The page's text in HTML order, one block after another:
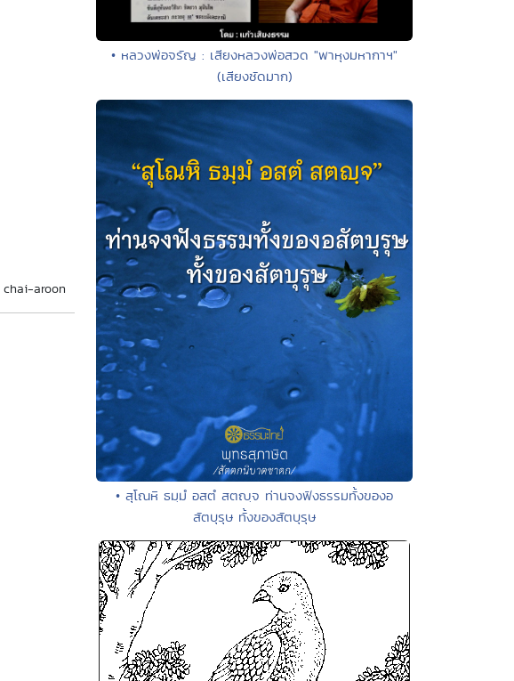
chai-aroon
• หลวงพ่อจรัญ : เสียงหลวงพ่อสวด "พาหุงมหากาฯ"
(เสียงชัดมาก)
• สุโณหิ ธมฺมํ อสตํ สตญฺจ ท่านจงฟังธรรมทั้งของอ
สัตบุรุษ ทั้งของสัตบุรุษ